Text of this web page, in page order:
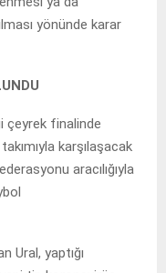
yönünde karar
çeyrek finalinde
karşılaşacak
aracılığıyla
Ural, yaptığı